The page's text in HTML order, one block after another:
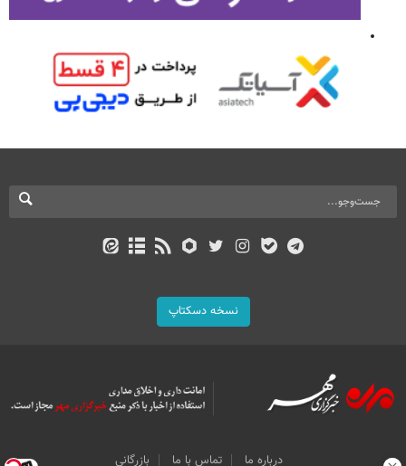
نسخه دسکتاپ
درباره ما تماس با ما بازرگانی